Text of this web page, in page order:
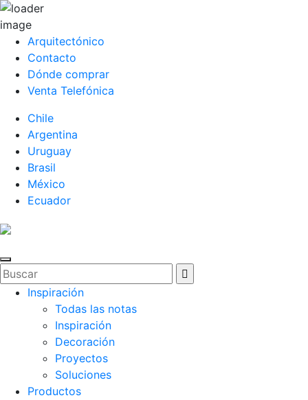
Arquitectónico
Contacto
Dónde comprar
Venta Telefónica
Chile
Argentina
Uruguay
Brasil
México
Ecuador
Inspiración
Todas las notas
Inspiración
Decoración
Proyectos
Soluciones
Productos